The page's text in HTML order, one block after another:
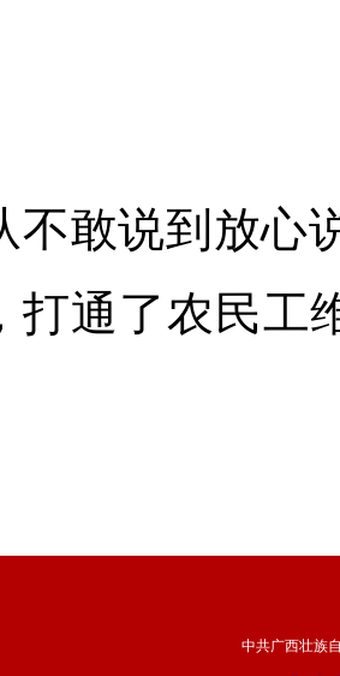
说到放心说
打通了农民工
中共广西壮族